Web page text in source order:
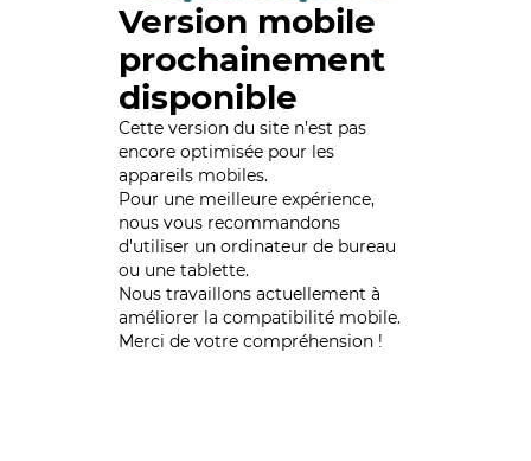
Version mobile
prochainement
disponible
Cette version du site n’est pas
encore optimisée pour les
appareils mobiles.
Pour une meilleure expérience,
nous vous recommandons
d'utiliser un ordinateur de bureau
ou une tablette.
Nous travaillons actuellement à
améliorer la compatibilité mobile.
Merci de votre compréhension !